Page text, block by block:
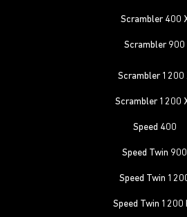
Scrambler 400
Scrambler 900
Scrambler 1200
Scrambler 1200
Speed 400
Speed Twin 900
Speed Twin
Speed Twin 1200